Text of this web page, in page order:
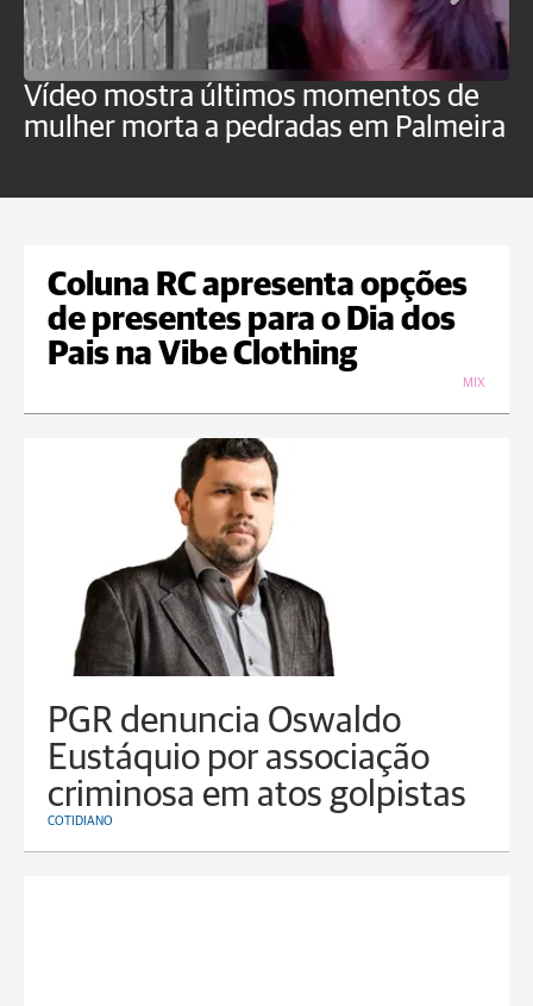
Vídeo mostra últimos momentos de
mulher morta a pedradas em Palmeira
Coluna RC apresenta opções
de presentes para o Dia dos
Pais na Vibe Clothing
MIX
PGR denuncia Oswaldo
Eustáquio por associação
criminosa em atos golpistas
COTIDIANO